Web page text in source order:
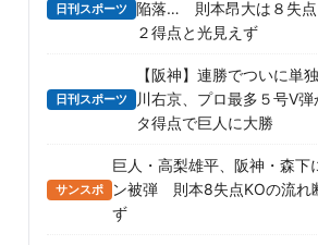
日刊スポーツ
陥落… 則本昂大は８失点
２得点と光見えず
日刊スポーツ
【阪神】連勝でついに単
川右京、プロ最多５号V弾
タ得点で巨人に大勝
サンスポ
巨人・高梨雄平、阪神・森下
ン被弾 則本8失点KOの流れ
ず